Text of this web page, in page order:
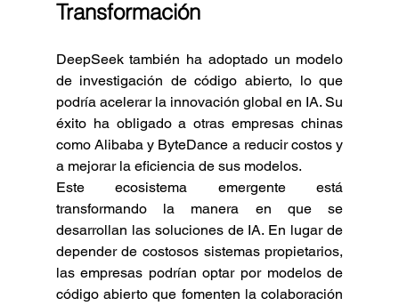
Transformación
DeepSeek también ha adoptado un modelo
de investigación de código abierto, lo que
podría acelerar la innovación global en IA. Su
éxito ha obligado a otras empresas chinas
como Alibaba y ByteDance a reducir costos y
a mejorar la eficiencia de sus modelos.
Este ecosistema emergente está
transformando la manera en que se
desarrollan las soluciones de IA. En lugar de
depender de costosos sistemas propietarios,
las empresas podrían optar por modelos de
código abierto que fomenten la colaboración